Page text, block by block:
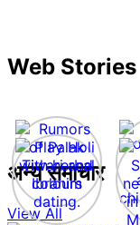
Web Stories
अन्य समाचार
View All